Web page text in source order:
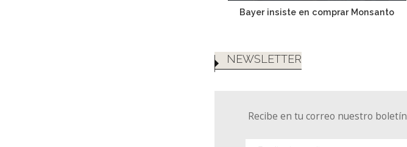
Bayer insiste en comprar Monsanto
NEWSLETTER
Recibe en tu correo nuestro boletín